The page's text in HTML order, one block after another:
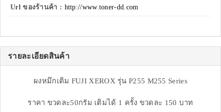
Url ของร้านค้า : http://www.toner-dd.com
รายละเอียดสินค้า
ผงหมึกเติม FUJI XEROX รุ่น P255 M255 Series
ราคา ขวดละ50กรัม เติมได้ 1 ครั้ง ขวดละ 150 บาท